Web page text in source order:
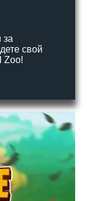
за
свой
Zoo!